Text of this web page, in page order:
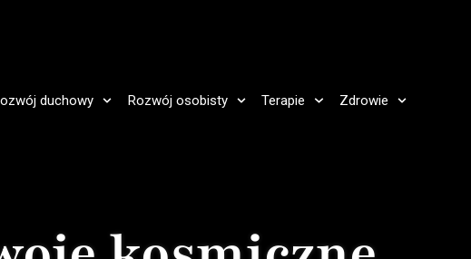
duchowy Rozwój osobisty Terapie Zdrowie